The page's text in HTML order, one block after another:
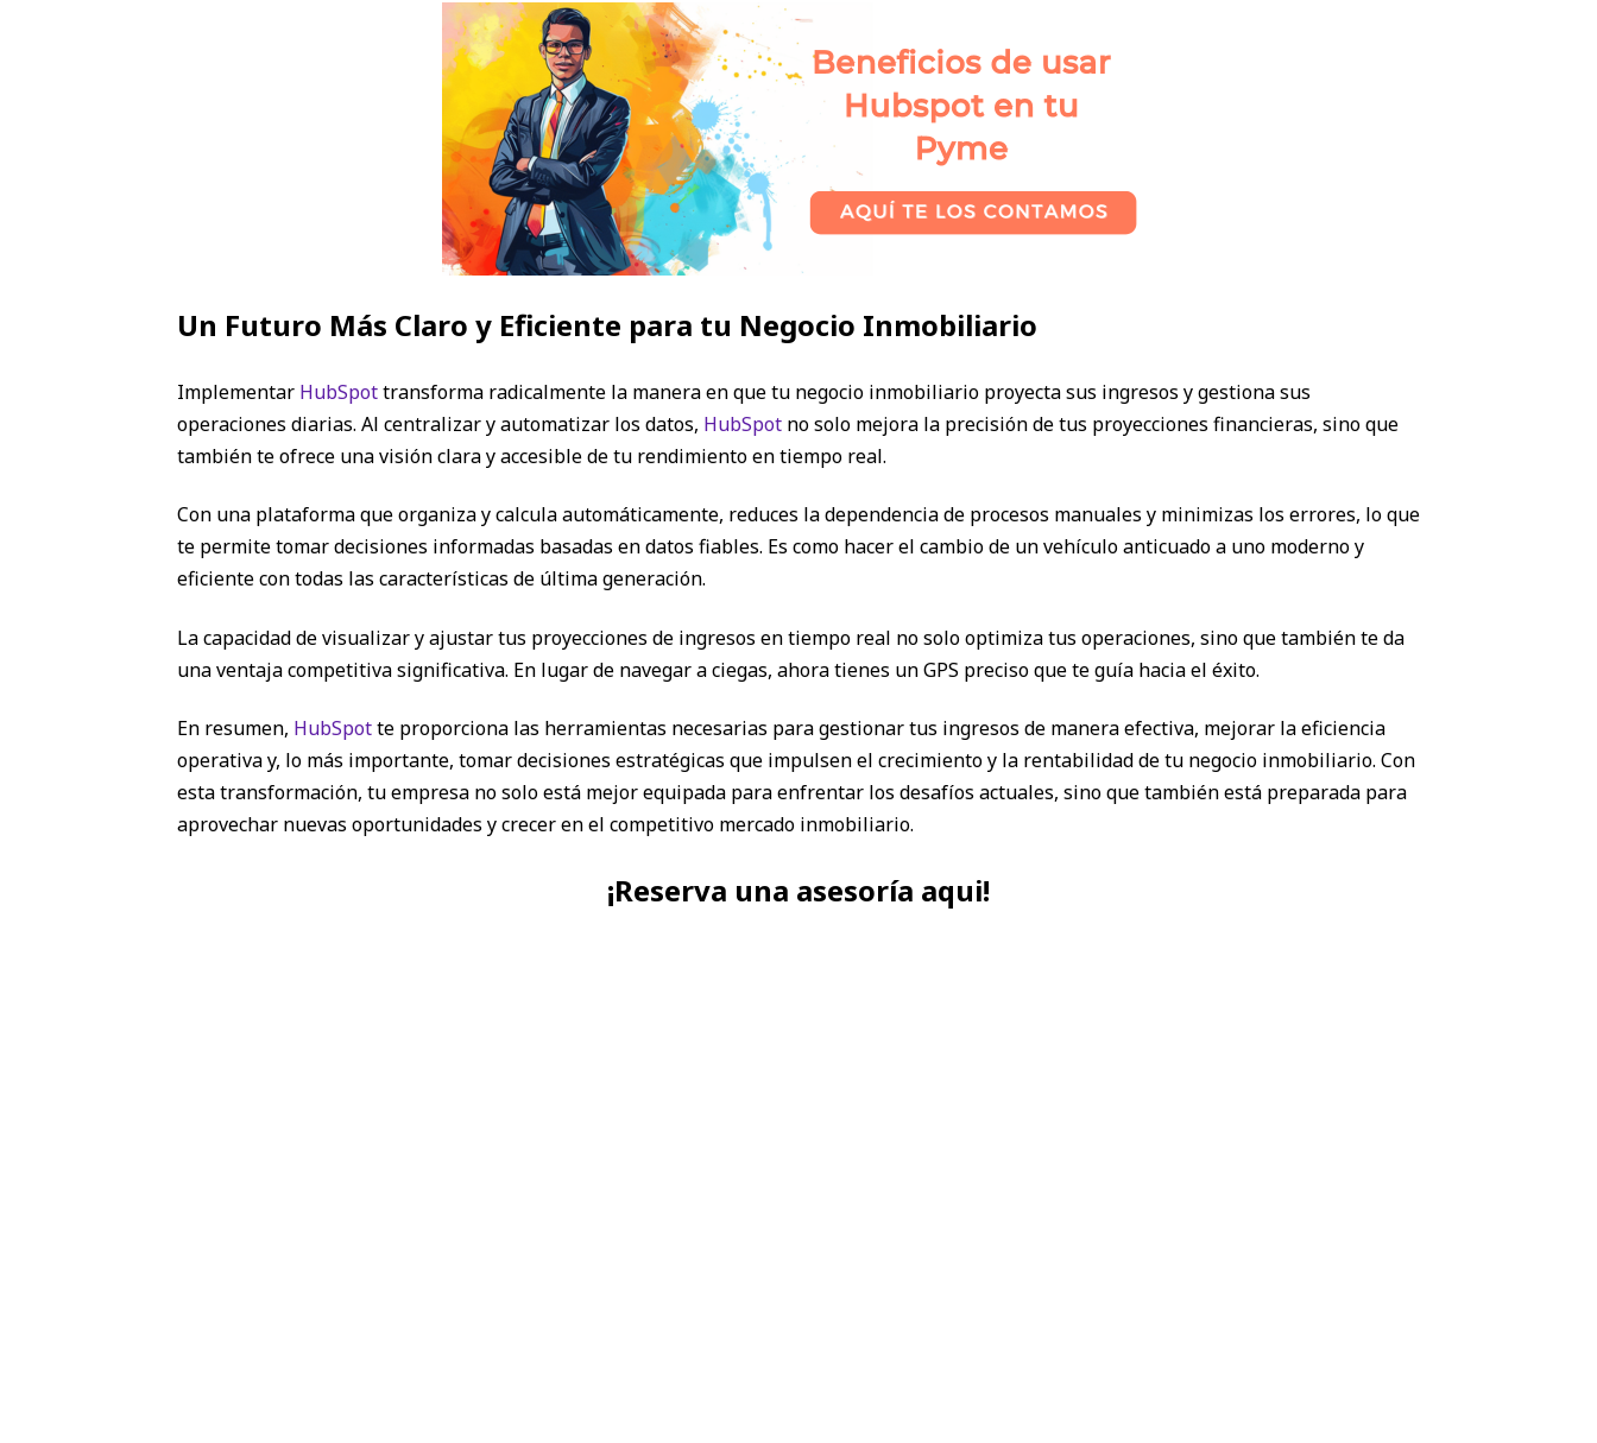
Un Futuro Más Claro y Eficiente para tu Negocio Inmobiliario
Implementar HubSpottransforma radicalmente la manera en que tu negocio inmobiliario proyecta sus ingresos y gestiona sus
operaciones diarias. Al centralizar y automatizar los datos, HubSpot no solo mejora la precisión de tus proyecciones financieras, sino que
también te ofrece una visión clara y accesible de tu rendimiento en tiempo real.
Con una plataforma que organiza y calcula automáticamente, reduces la dependencia de procesos manuales y minimizas los errores, lo que
te permite tomar decisiones informadas basadas en datos fiables. Es como hacer el cambio de un vehículo anticuado a uno moderno y
eficiente con todas las características de última generación.
La capacidad de visualizar y ajustar tus proyecciones de ingresos en tiempo real no solo optimiza tus operaciones, sino que también te da
una ventaja competitiva significativa. En lugar de navegar a ciegas, ahora tienes un GPS preciso que te guía hacia el éxito.
En resumen, HubSpotte proporciona las herramientas necesarias para gestionar tus ingresos de manera efectiva, mejorar la eficiencia
operativa y, lo más importante, tomar decisiones estratégicas que impulsen el crecimiento y la rentabilidad de tu negocio inmobiliario. Con
esta transformación, tu empresa no solo está mejor equipada para enfrentar los desafíos actuales, sino que también está preparada para
aprovechar nuevas oportunidades y crecer en el competitivo mercado inmobiliario.
¡Reserva una asesoría aqui!